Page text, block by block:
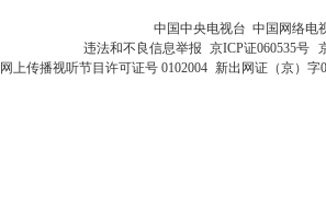
中国中央电视台 中国网络电
违法和不良信息举报 京ICP证060535号
网上传播视听节目许可证号 0102004 新出网证（京）